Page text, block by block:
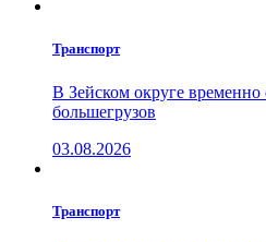
Транспорт
В Зейском округе
большегрузов
03.08.2026
Транспорт